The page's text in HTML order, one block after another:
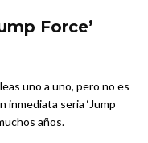
Force’
uno a uno, pero no es
inmediata seria ‘Jump
años.